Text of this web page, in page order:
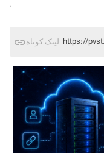
لینک کوتاه https://